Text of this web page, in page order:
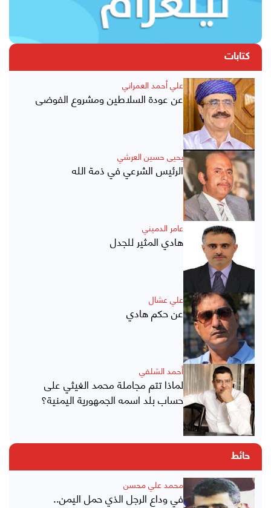
كتابات
علي أحمد العمراني
عن عودة السلاطين ومشروع الفوضى
يحيى حسين العرشي
الرئيس الشرعي في ذمة الله
عامر الدميني
هادي المثير للجدل
علي عشال
عن حكم هادي
أحمد الشلفي
لماذا تتم مجاملة محمد الغيثي على
حساب بلد اسمه الجمهورية اليمنية؟
حائط
محمد علي محسن
في وداع الرجل الذي حمل اليمن..